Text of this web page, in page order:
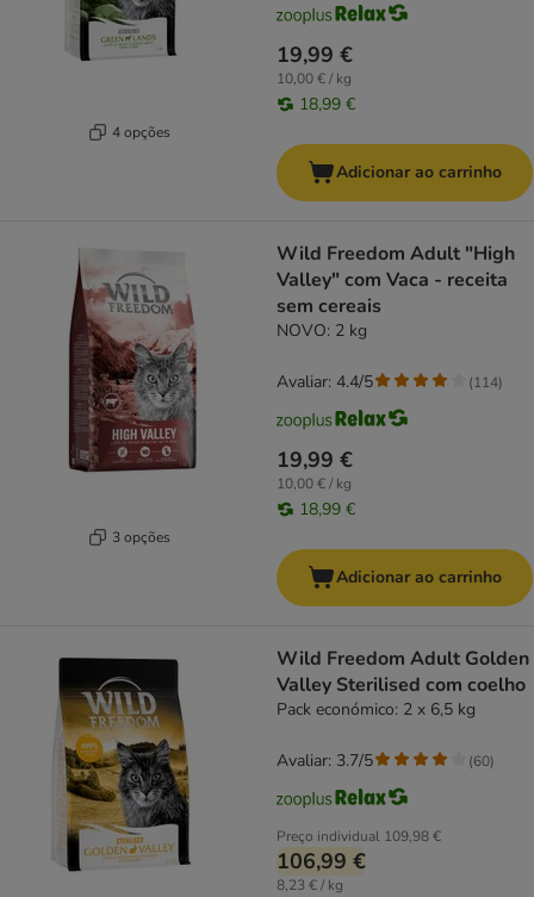
4 opções
19,99 €
10,00 € / kg
18,99 €
Adicionar ao carrinho
3 opções
Wild Freedom Adult "High
Valley" com Vaca - receita
sem cereais
NOVO: 2 kg
19,99 €
10,00 € / kg
18,99 €
Avaliar: 4.4/5 (114)
Adicionar ao carrinho
Wild Freedom Adult Golden
Valley Sterilised com coelho
Pack económico: 2 x 6,5 kg
Preço individual 109,98 €
106,99 €
8,23 € / kg
Avaliar: 3.7/5 (60)